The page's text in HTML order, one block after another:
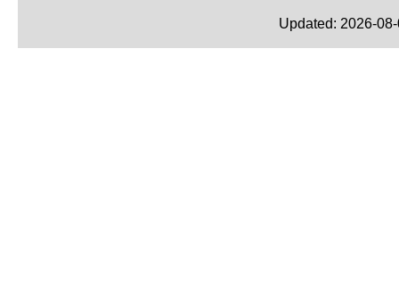
Updated: 2026-